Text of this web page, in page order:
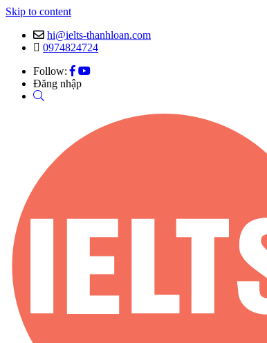
Skip to content
hi@ielts-thanhloan.com
0974824724
Follow:
Đăng nhập